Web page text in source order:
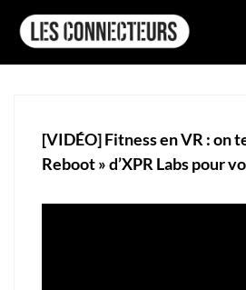
[VIDÉO] Fitness en VR : on
Reboot » d’XPR Labs pour